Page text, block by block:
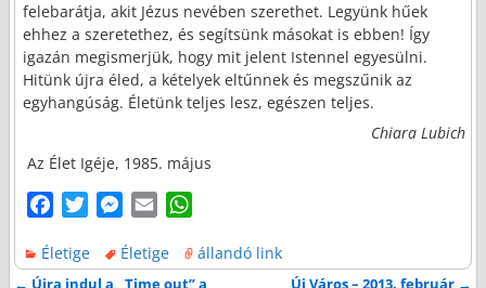
felebarátja, akit Jézus nevében szerethet. Legyünk hűek
ehhez a szeretethez, és segítsünk másokat is ebben! Így
igazán megismerjük, hogy mit jelent Istennel egyesülni.
Hitünk újra éled, a kételyek eltűnnek és megszűnik az
egyhangúság. Életünk teljes lesz, egészen teljes.
Chiara Lubich
Az Élet Igéje, 1985. május
c
e
i
t
M
s
s
a
i
a
t
Életige Életige állandó link